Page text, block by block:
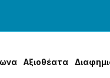
Αξɩοθέατα